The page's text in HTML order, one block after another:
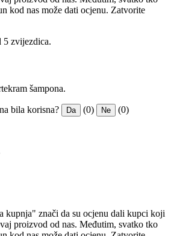
kod nas može dati ocjenu. Zatvorite
5 zvijezdica.
šampona.
bila korisna? Da (0) Ne (0)
kupnja" znači da su ocjenu dali kupci koji
proizvod od nas. Međutim, svatko tko